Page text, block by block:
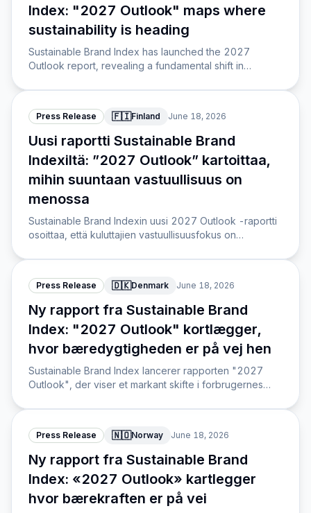
Index: "2027 Outlook" maps where
sustainability is heading
Sustainable Brand Index has launched the 2027
Outlook report, revealing a fundamental shift in
and recycling toward new priorities.
Press Release 🇫🇮Finland June 18, 2026
Uusi raportti Sustainable Brand
Indexiltä: ”2027 Outlook” kartoittaa,
mihin suuntaan vastuullisuus on
menossa
Sustainable Brand Indexin uusi 2027 Outlook -raportti
osoittaa, että kuluttajien vastuullisuusfokus on
painopisteitä.
Press Release 🇩🇰Denmark June 18, 2026
Ny rapport fra Sustainable Brand
Index: "2027 Outlook" kortlægger,
hvor bæredygtigheden er på vej hen
Sustainable Brand Index lancerer rapporten "2027
Outlook", der viser et markant skifte i forbrugernes
mod nye områder.
Press Release 🇳🇴Norway June 18, 2026
Ny rapport fra Sustainable Brand
Index: «2027 Outlook» kartlegger
hvor bærekraften er på vei